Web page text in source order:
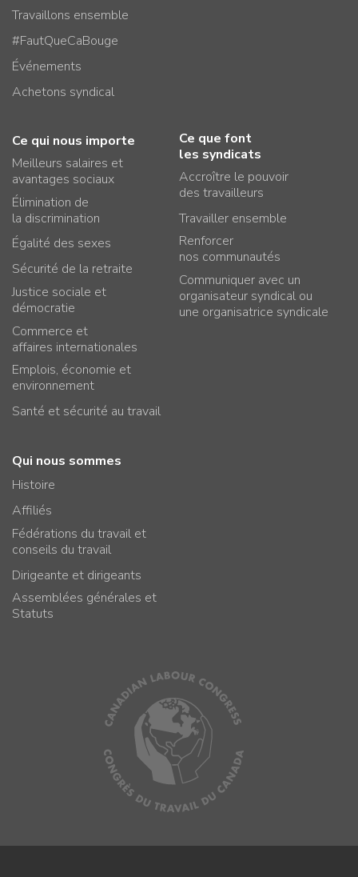
Travaillons ensemble
#FautQueCaBouge
Événements
Achetons syndical
Ce qui nous importe
Meilleurs salaires et
avantages sociaux
Élimination de
la discrimination
Égalité des sexes
Sécurité de la retraite
Justice sociale et
démocratie
Commerce et
affaires internationales
Emplois, économie et
environnement
Santé et sécurité au travail
Ce que font
les syndicats
Accroître le pouvoir
des travailleurs
Travailler ensemble
Renforcer
nos communautés
Communiquer avec un
organisateur syndical ou
une organisatrice syndicale
Qui nous sommes
Histoire
Affiliés
Fédérations du travail et
conseils du travail
Dirigeante et dirigeants
Assemblées générales et
Statuts